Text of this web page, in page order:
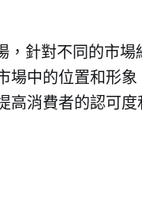
，針對不同的市
場中的位置和形
消費者的認可度